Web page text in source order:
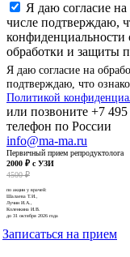
Я даю согласие
числе подтверждаю,
обработки и защиты
Я даю согласие на
подтверждаю, что
Политикой
или позвоните +7
телефон по России
info@ma-ma.ru
Первичный прием репродуктолога
2000 ₽ с УЗИ
4500 ₽
по акции у врачей:
Шалаева Т.И.,
Лучин И.А.,
Коленкина И.В.
до 31 октября 2026 года
Записаться на прием